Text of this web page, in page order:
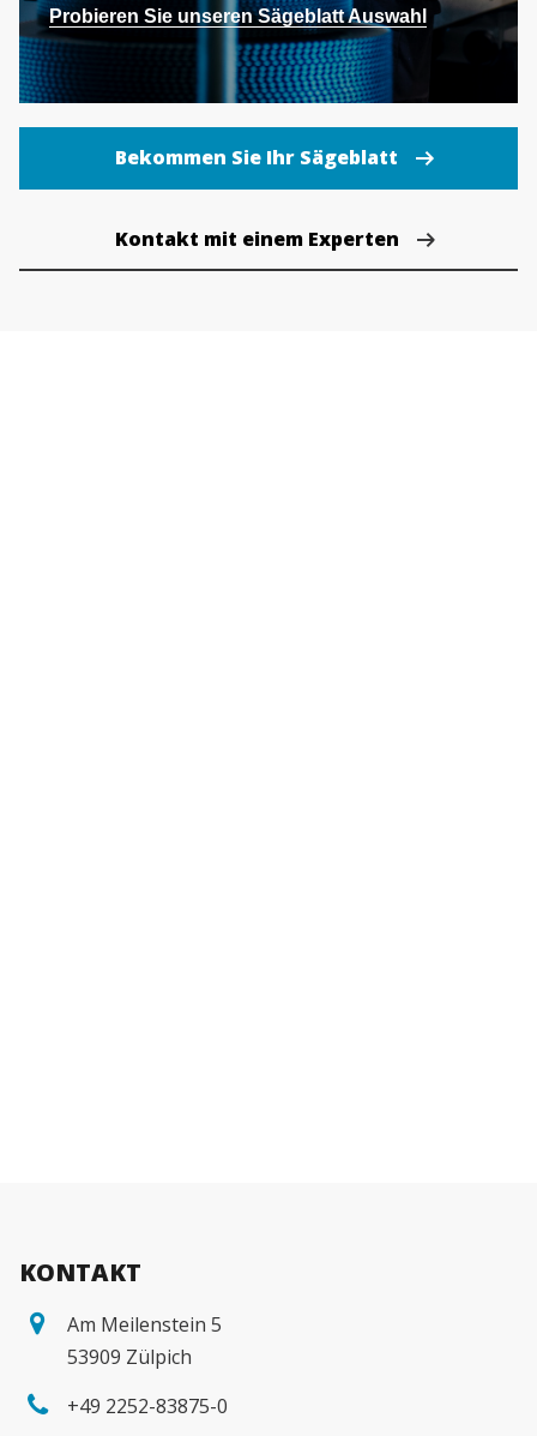
Probieren Sie unseren Sägeblatt Auswahl
Bekommen Sie Ihr Sägeblatt
Kontakt mit einem Experten
KONTAKT
Am Meilenstein 5
53909 Zülpich
+49 2252-83875-0